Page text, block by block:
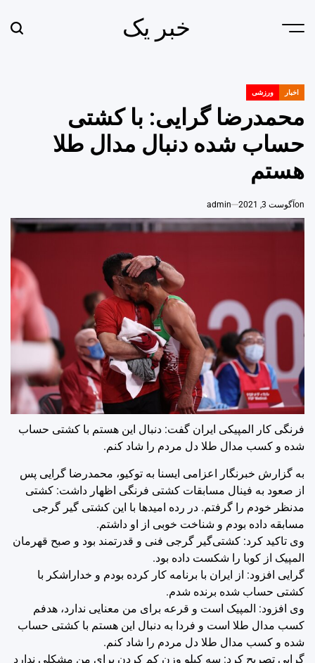
Menu خبر یک
POSTED
اخبار ورزشی
محمدرضا گرایی: با کشتی
حساب شده دنبال مدال طلا
هستم
on آگوست 3, 2021 admin
فرنگی کار المپیکی ایران گفت: دنبال این هستم با کشتی حساب
شده و کسب مدال طلا دل مردم را شاد کنم.
به گزارش خبرنگار اعزامی ایسنا به توکیو، محمدرضا گرایی پس
از صعود به فینال مسابقات کشتی فرنگی اظهار داشت: کشتی
مدنظر خودم را گرفتم. در رده امیدها با این کشتی گیر گرجی
مسابقه داده بودم و شناخت خوبی از او داشتم.
وی تاکید کرد: کشتی‌گیر گرجی فنی و قدرتمند بود و صبح قهرمان
المپیک از کوبا را شکست داده بود.
گرایی افزود: از ایران با برنامه کار کرده بودم و خداراشکر با
کشتی حساب شده برنده شدم.
وی افزود: المپیک است و قرعه برای من معنایی ندارد، هدفم
کسب مدال طلا است و فردا به دنبال این هستم با کشتی حساب
شده و کسب مدال طلا دل مردم را شاد کنم.
گرایی تصریح کرد: سه کیلو وزن کم کردن برای من مشکلی ندارد